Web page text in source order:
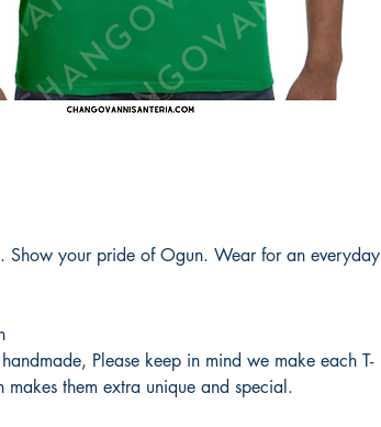
Show your pride of Ogun. Wear for an everyday
Please keep in mind we make each T-
makes them extra unique and special.